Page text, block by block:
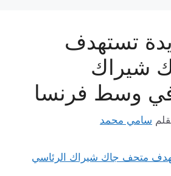
تستهدف
شيراك
وسط فرنسا
سامي محمد